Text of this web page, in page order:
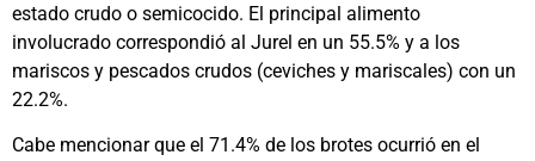
estado crudo o semicocido. El principal alimento
involucrado correspondió al Jurel en un 55.5% y a los
mariscos y pescados crudos (ceviches y mariscales) con un
22.2%.
Cabe mencionar que el 71.4% de los brotes ocurrió en el